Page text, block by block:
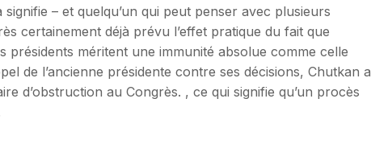
– et quelqu’un qui peut penser avec plusieurs
certainement déjà prévu l’effet pratique du fait que
présidents méritent une immunité absolue comme celle
de l’ancienne présidente contre ses décisions, Chutkan a
d’obstruction au Congrès. , ce qui signifie qu’un procès